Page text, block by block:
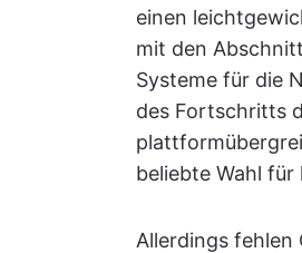
einen
mit den
Systeme für die
des Fortschritts
beliebte Wahl für
Allerdings fehlen